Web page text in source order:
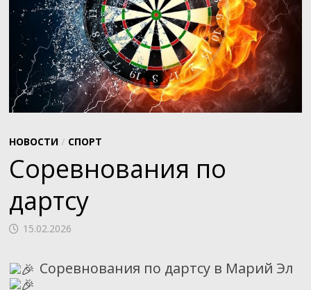
НОВОСТИ/ СПОРТ
Соревнования по
дартсу
15.02.2026
Соревнования по дартсу в Марий Эл